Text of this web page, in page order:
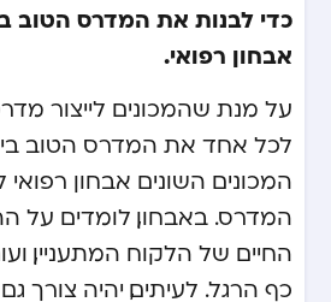
כדי לבנות את המדרס הטוב
אבחון רפואי.
על מנת שהמכונים לייצור
לכל אחד את המדרס הטוב
המכונים השונים אבחון
המדרס. באבחון, לומדים על
החיים של הלקוח המתעניין,
כף הרגל. לעיתים, יהיה צורך